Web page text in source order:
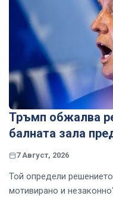
Тръмп обжалва
балната зала
7 Август, 2026
Той определи
мотивирано и